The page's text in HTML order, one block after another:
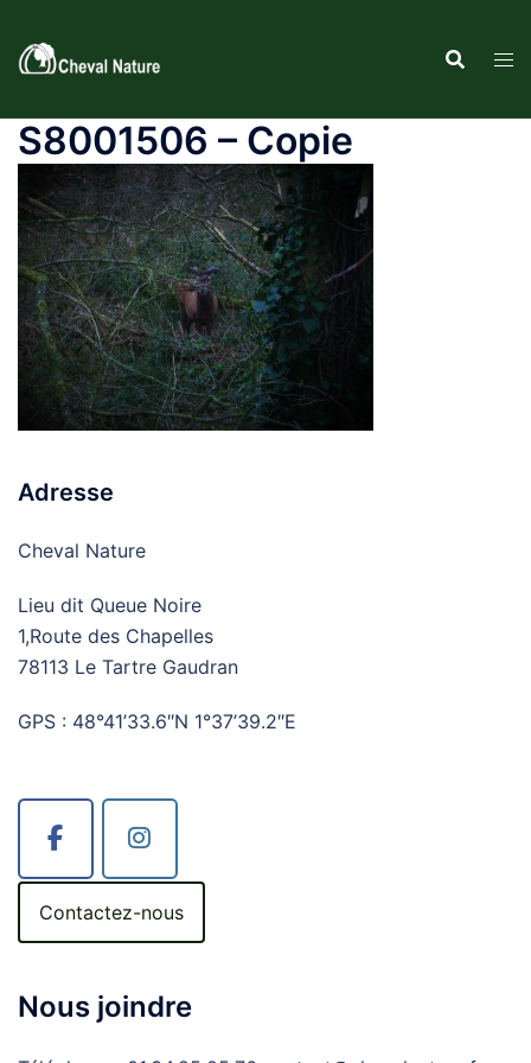
contenu
S8001506 – Copie
Adresse
Cheval Nature
Lieu dit Queue Noire
1,Route des Chapelles
78113 Le Tartre Gaudran
GPS : 48°41’33.6″N 1°37’39.2″E
Contactez-nous
Nous joindre